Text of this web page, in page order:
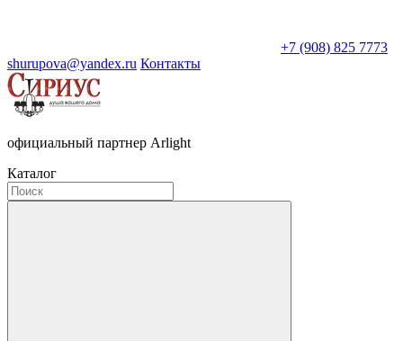
+7 (908) 825 7773
shurupova@yandex.ru Контакты
официальный партнер Arlight
Каталог